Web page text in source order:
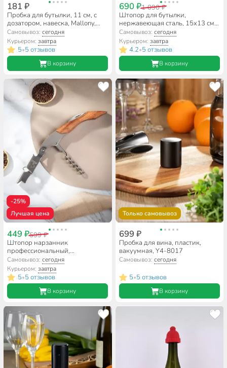
181 ₽
Пробка для бутылки, 11 см, с
дозатором, навеска, Mallony,
Oliva, 985987
Самовывоз:сегодня
Курьером:завтра
5•5 отзывов
В корзину
690 ₽1 090 ₽
Штопор для бутылки,
нержавеющая сталь, 15x13 см,
рычажный, профессиональный,
Y4-8920
Самовывоз: сегодня
Курьером: завтра
4.2•5 отзывов
В корзину
-25%
Лучшая цена
449 ₽599 ₽
Штопор нарзанник
профессиональный,
нержавеющая сталь, дерево,
12.2 см, Daniks, Y4-8919
Самовывоз:сегодня
Курьером:завтра
5•5 отзывов
В корзину
Только самовывоз
699 ₽
Пробка для вина, пластик,
вакуумная, Y4-8017
Самовывоз: сегодня
5•5 отзывов
В корзину